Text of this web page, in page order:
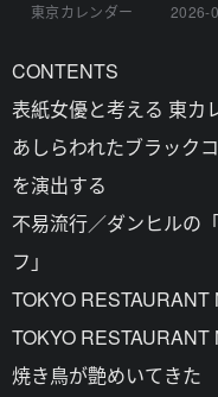
東京カレンダー 2026-
CONTENTS
表紙女優と考える 東カ
あしらわれたブラック
を演出する
不易流行／ダンヒルの
フ」
TOKYO RESTAURANT
TOKYO
焼き鳥が艶めいてきた